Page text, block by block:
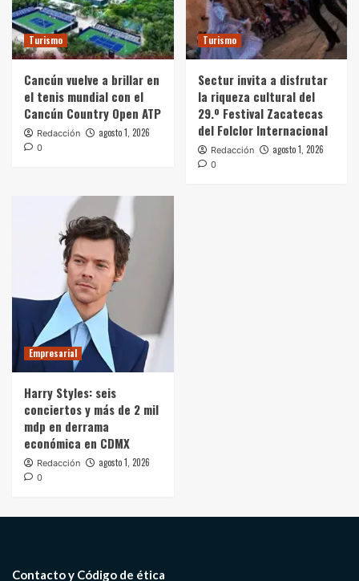
Turismo
Cancún vuelve a brillar en
el tenis mundial con el
Cancún Country Open ATP
Redacción agosto 1, 2026
0
Turismo
Sectur invita a disfrutar
la riqueza cultural del
29.º Festival Zacatecas
del Folclor Internacional
Redacción agosto 1, 2026
0
Empresarial
Harry Styles: seis
conciertos y más de 2 mil
mdp en derrama
económica en CDMX
Redacción agosto 1, 2026
0
Contacto y Código de ética